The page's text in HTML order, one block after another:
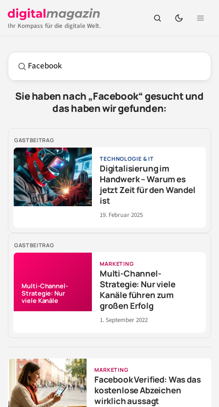
Ihr Kompass für die digitale Welt.
Suchbegriff
Sie haben nach „Facebook“ gesucht und
das haben wir gefunden:
GASTBEITRAG
TECHNOLOGIE & IT
Digitalisierung im
Handwerk – Warum es
jetzt Zeit für den Wandel
ist
19. Februar 2025
GASTBEITRAG
Multi-Channel-
Strategie: Nur
viele Kanäle
MARKETING
Multi-Channel-
Strategie: Nur viele
Kanäle führen zum
großen Erfolg
1. September 2022
MARKETING
Facebook Verified: Was das
kostenlose Abzeichen
wirklich aussagt